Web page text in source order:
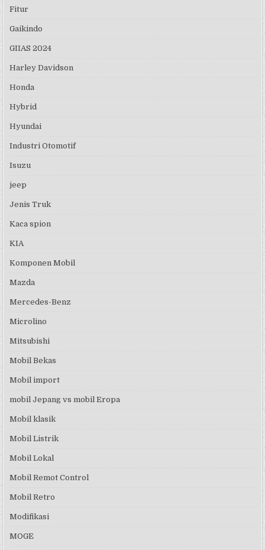
Fitur
Gaikindo
GIIAS 2024
Harley Davidson
Honda
Hybrid
Hyundai
Industri Otomotif
Isuzu
jeep
Jenis Truk
Kaca spion
KIA
Komponen Mobil
Mazda
Mercedes-Benz
Microlino
Mitsubishi
Mobil Bekas
Mobil import
mobil Jepang vs mobil Eropa
Mobil klasik
Mobil Listrik
Mobil Lokal
Mobil Remot Control
Mobil Retro
Modifikasi
MOGE